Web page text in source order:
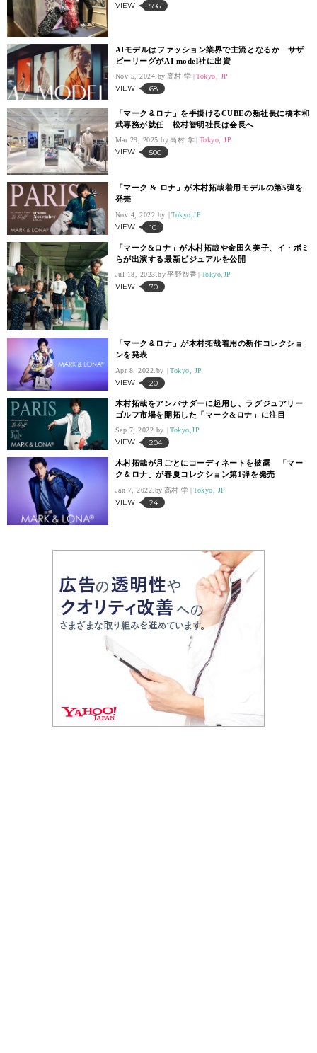
VIEW 556
AIモデルはファッション業界で主流となるか サザ
ビーリーグがAI model社に出資
Nov 5, 2024. 高村 学 Tokyo, JP
VIEW 68
「マーク＆ロナ」を手掛けるCUBEの新社長に橋本和
武専務が就任 松村智明社長は会長へ
Mar 29, 2025. 高村 学 Tokyo, JP
VIEW 500
「マーク & ロナ」が木村拓哉着用モデルの第5弾を
発売
Nov 4, 2022. Tokyo,JP
VIEW 10
「マーク&ロナ」が木村拓哉や金田久美子、イ・ボミ
らが出演する最新ビジュアルを公開
Jul 18, 2023. 平野智香 Tokyo,JP
VIEW 70
「マーク＆ロナ」が木村拓哉着用の新作コレクショ
ンを発表
Apr 8, 2022. Tokyo, JP
VIEW 20
木村拓哉をアンバサダーに起用し、ラグジュアリー
ゴルフ市場を開拓した「マーク&ロナ」に注目
Sep 7, 2022. Tokyo,JP
VIEW 204
木村拓哉が月ごとにコーディネートを披露 「マー
ク＆ロナ」が春夏コレクション第1弾を発売
Jan 7, 2022. 高村 学 Tokyo, JP
VIEW 24